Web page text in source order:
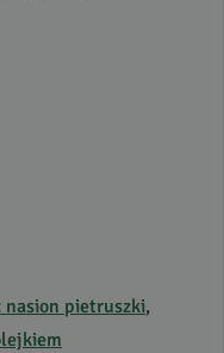
nasion pietruszki,